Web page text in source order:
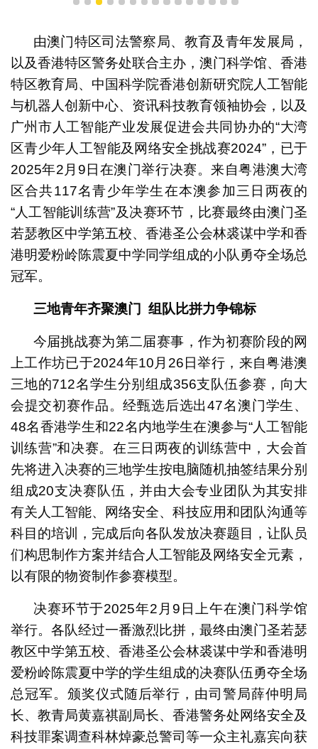
1 2 3 4 5 6 7 8 9 101112131415
由澳门特区司法警察局、教育及青年发展局，
以及香港特区警务处联合主办，澳门科学馆、香港
特区教育局、中国科学院香港创新研究院人工智能
与机器人创新中心、资讯科技教育领袖协会，以及
广州市人工智能产业发展促进会共同协办的“大湾
区青少年人工智能及网络安全挑战赛2024”，已于
2025年2月9日在澳门举行决赛。来自粤港澳大湾
区合共117名青少年学生在本澳参加三日两夜的
“人工智能训练营”及决赛环节，比赛最终由澳门圣
若瑟教区中学第五校、香港圣公会林裘谋中学和香
港明爱粉岭陈震夏中学同学组成的小队勇夺全场总
冠军。
三地青年齐聚澳门 组队比拼力争锦标
今届挑战赛为第二届赛事，作为初赛阶段的网
上工作坊已于2024年10月26日举行，来自粤港澳
三地的712名学生分别组成356支队伍参赛，向大
会提交初赛作品。经甄选后选出47名澳门学生、
48名香港学生和22名内地学生在澳参与“人工智能
训练营”和决赛。在三日两夜的训练营中，大会首
先将进入决赛的三地学生按电脑随机抽签结果分别
组成20支决赛队伍，并由大会专业团队为其安排
有关人工智能、网络安全、科技应用和团队沟通等
科目的培训，完成后向各队发放决赛题目，让队员
们构思制作方案并结合人工智能及网络安全元素，
以有限的物资制作参赛模型。
决赛环节于2025年2月9日上午在澳门科学馆
举行。各队经过一番激烈比拼，最终由澳门圣若瑟
教区中学第五校、香港圣公会林裘谋中学和香港明
爱粉岭陈震夏中学的学生组成的决赛队伍勇夺全场
总冠军。颁奖仪式随后举行，由司警局薛仲明局
长、教青局黄嘉祺副局长、香港警务处网络安全及
科技罪案调查科林焯豪总警司等一众主礼嘉宾向获